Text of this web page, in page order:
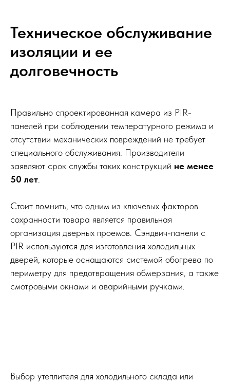
Техническое обслуживание
изоляции и ее
долговечность
Правильно спроектированная камера из PIR-
панелей при соблюдении температурного режима и
отсутствии механических повреждений не требует
специального обслуживания. Производители
заявляют срок службы таких конструкций не менее
50 лет
Стоит помнить, что одним из ключевых факторов
сохранности товара является правильная
организация дверных проемов. Сэндвич-панели с
PIR используются для изготовления холодильных
дверей, которые оснащаются системой обогрева по
периметру для предотвращения обмерзания, а также
смотровыми окнами и аварийными ручками.
Выбор утеплителя для холодильного склада или